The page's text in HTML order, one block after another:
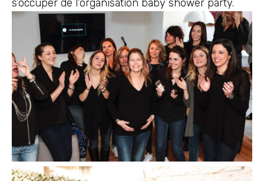
s’occuper de l’organisation baby shower party.